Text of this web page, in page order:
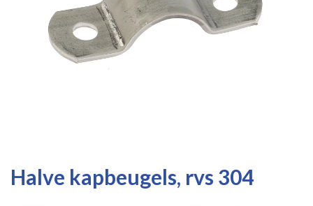
Halve kapbeugels, rvs 304